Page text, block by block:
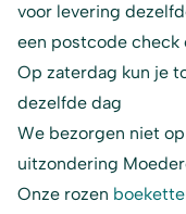
voor levering
een postcode check
Op zaterdag kun je
dezelfde dag
We bezorgen niet
uitzondering
Onze rozen